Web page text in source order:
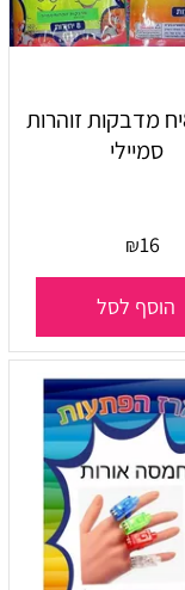
מארז 8יח מדבקות זוהרות
סמיילי
₪16
הוסף לסל